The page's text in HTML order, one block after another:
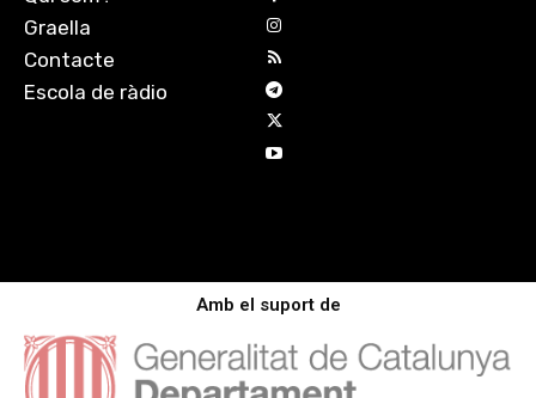
Graella
Contacte
Escola de ràdio
Amb el suport de